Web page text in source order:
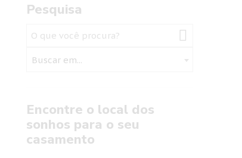
Pesquisa
Buscar em...
Encontre o local dos
sonhos para o seu
casamento